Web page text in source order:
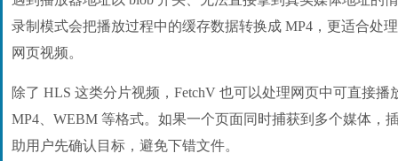
录制模式会把播放过程中的缓存数据转换成 MP4，更适合处
网页视频。
除了 HLS 这类分片视频，FetchV 也可以处理网页中可直接
MP4、WEBM 等格式。如果一个页面同时捕获到多个媒体，
助用户先确认目标，避免下错文件。